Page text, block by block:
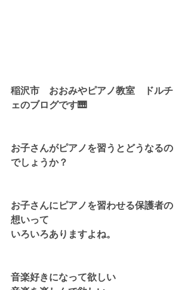
稲沢市　おおみやピアノ教室　ドルチ
ェのブログです🎹
お子さんがピアノを習うとどうなるの
でしょうか？
お子さんにピアノを習わせる保護者の
想いって
いろいろありますよね。
音楽好きになって欲しい